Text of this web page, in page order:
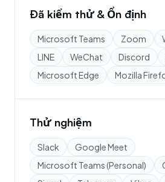
Đã kiểm thử & Ổn định
Microsoft Teams Zoom
LINE
WeChat Discord
Microsoft Edge
Mozilla
Thử nghiệm
Slack
Google Meet
Microsoft Teams (Personal)